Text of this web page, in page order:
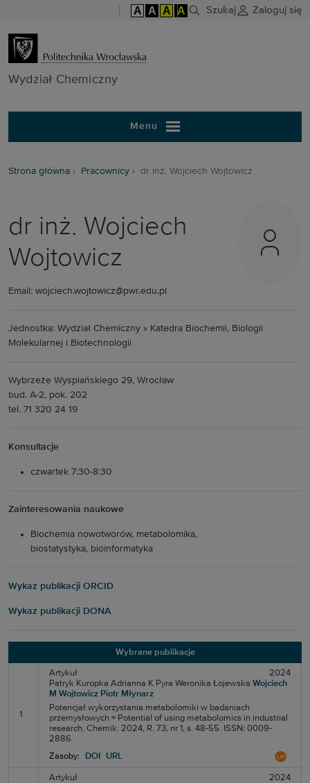
A A A A Szukaj Zaloguj się
Wydział
Wydział Chemiczny
Menu
Strona główna Pracownicy dr inż. Wojciech Wojtowicz
dr inż. Wojciech
Wojtowicz
Email: wojciech.wojtowicz@pwr.edu.pl
Jednostka: Wydział Chemiczny » Katedra Biochemii, Biologii
Molekularnej i Biotechnologii
Wybrzeże Wyspiańskiego 29, Wrocław
bud. A-2, pok. 202
tel. 71 320 24 19
Konsultacje
czwartek 7:30-8:30
Zainteresowania naukowe
Biochemia nowotworów, metabolomika,
biostatystyka, bioinformatyka
Wykaz publikacji ORCID
Wykaz publikacji DONA
Wybrane publikacje
1
Artykuł
2024
Patryk Kuropka Adrianna K Pyra Weronika Łojewska Wojciech
M Wojtowicz Piotr Młynarz
Potencjał wykorzystania metabolomiki w badaniach
przemysłowych = Potential of using metabolomics in industrial
research. Chemik. 2024, R. 73, nr 1, s. 48-55. ISSN: 0009-
2886
Zasoby:
DOI URL
Artykuł
2024